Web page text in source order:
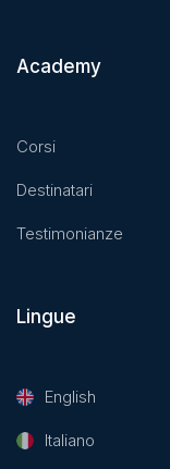
Academy
Corsi
Destinatari
Testimonianze
Lingue
English
Italiano